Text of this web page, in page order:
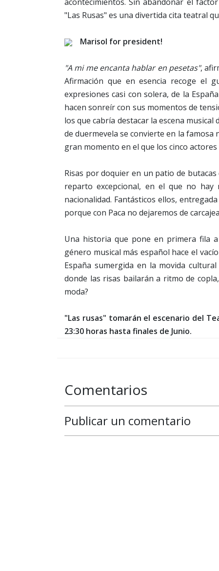
"Las Rusas" es una divertida cita teatral
Marisol for president!
"A mi me encanta hablar en pesetas",
Afirmación que en esencia recoge el
expresiones casi con solera, de la
hacen sonreír con sus momentos de
los que cabría destacar la escena
de duermevela se convierte en la famosa
gran momento en el que los cinco
Risas por doquier en un patio de
reparto excepcional, en el que no
nacionalidad. Fantásticos ellos,
porque con Paca no dejaremos de
Una historia que pone en primera fila
género musical más español hace el
España sumergida en la movida
donde las risas bailarán a ritmo de
moda?
"Las rusas" tomarán el escenario del
23:30 horas hasta finales de Junio.
Comentarios
Publicar un comentario